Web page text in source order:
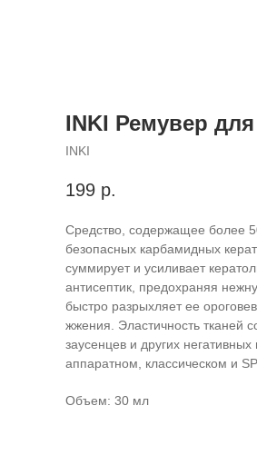
INKI Ремувер
INKI
199 р.
Средство, содержащее более
безопасных карбамидных
суммирует и усиливает
антисептик, предохраняя
быстро разрыхляет ее
жжения. Эластичность тканей
заусенцев и других
аппаратном, классическом и
Объем: 30 мл